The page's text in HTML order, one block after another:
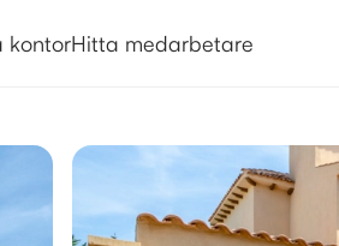
kontorHitta medarbetare